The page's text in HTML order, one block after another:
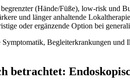
(Hände/Füße), low-risk ​und‍
und länger anhaltende
oder ergänzende Option bei
Begleiterkrankungen
betrachtet: